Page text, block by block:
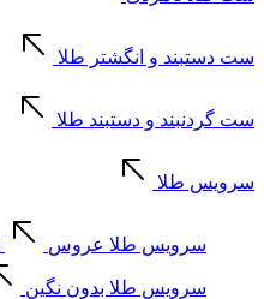
ست دستبند و انگشتر طلا
ست گردنبند و دستبند طلا
سرویس طلا
سرویس طلا عروس
سرویس طلا بدون نگین